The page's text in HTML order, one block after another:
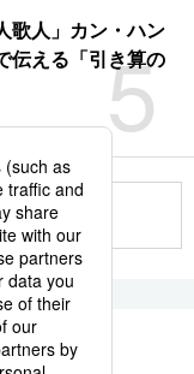
5
歌人」カン・ハン
伝える「引き算の